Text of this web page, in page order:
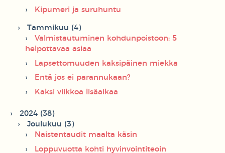
Kipumeri ja suruhuntu
Tammikuu (4)
Valmistautuminen kohdunpoistoon: 5
helpottavaa asiaa
Lapsettomuuden kaksipäinen miekka
Entä jos ei parannukaan?
Kaksi viikkoa lisäaikaa
2024 (38)
Joulukuu (3)
Naistentaudit maalta käsin
Loppuvuotta kohti hyvinvointiteoin